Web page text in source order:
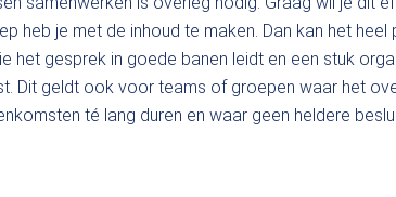
heb je met de inhoud te maken. Dan kan het
het gesprek in goede banen leidt en een stuk
Dit geldt ook voor teams of groepen waar het
té lang duren en waar geen heldere